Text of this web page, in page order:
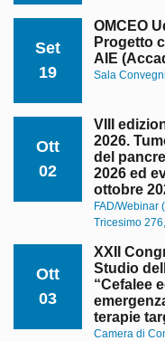
Set
19
OMCEO
Progetto
AIE
Sala
Ott
02
VIII
2026.
del
2026 ed
ottobre
FAD/Webinar
Tricesimo
Ott
03
XXII
Studio
“Cefalee
terapie
Camera di